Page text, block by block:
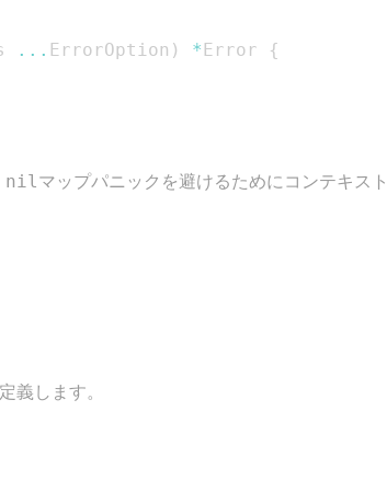
... ErrorOption ) * Error
{
マップパニックを避けるためにコンテキス
します。